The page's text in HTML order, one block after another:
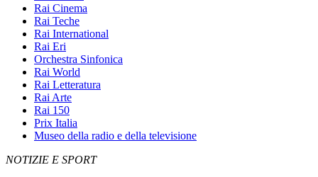
Rai Cinema
Rai Teche
Rai International
Rai Eri
Orchestra Sinfonica
Rai World
Rai Letteratura
Rai Arte
Rai 150
Prix Italia
Museo della radio e della televisione
NOTIZIE E SPORT